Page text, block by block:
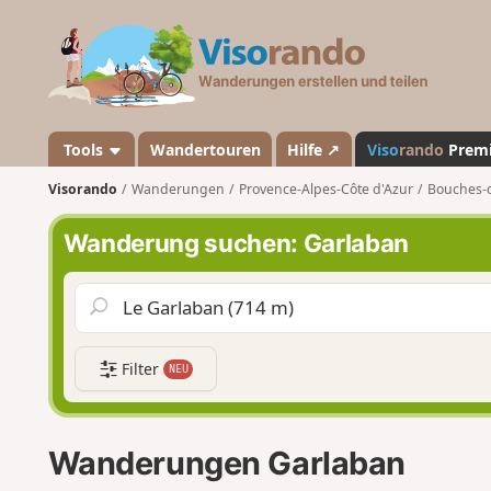
a
n
d
o
Tools Wandertouren Hilfe ↗ Visorando
Visorando Wanderungen Provence-Alpes-Côte d'Azur
Wanderung suchen: Garlaban
Filter NEU
Wanderungen Garlaban